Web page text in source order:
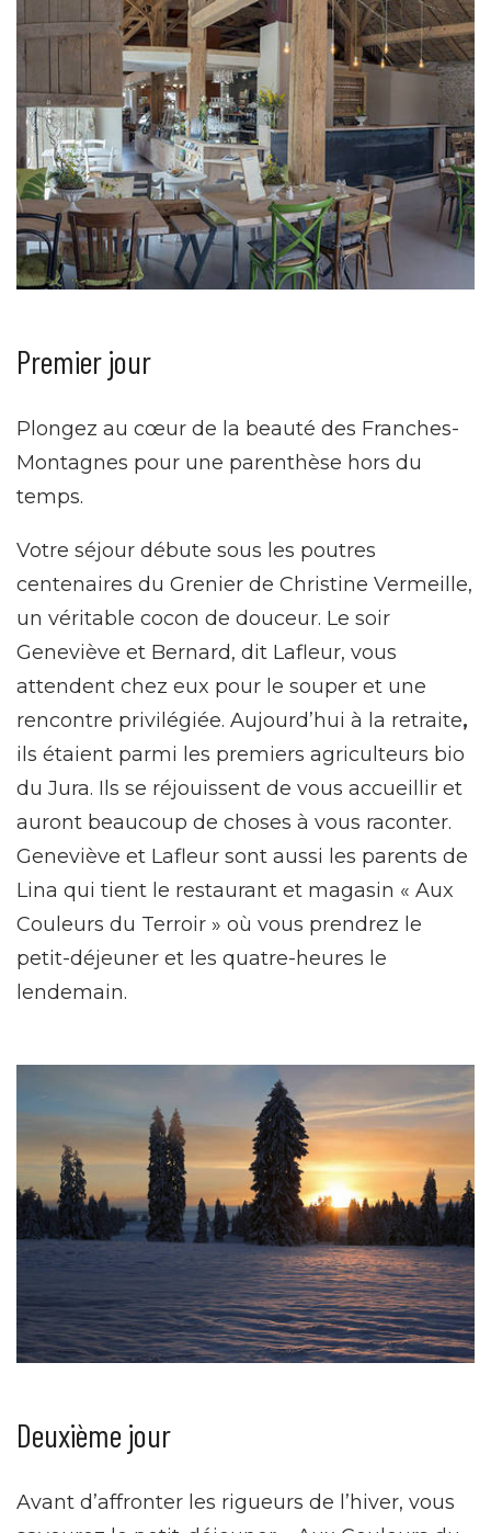
Premier jour
Plongez au cœur de la beauté des Franches-
Montagnes pour une parenthèse hors du
temps.
Votre séjour débute sous les poutres
centenaires du Grenier de Christine Vermeille,
un véritable cocon de douceur. Le soir
Geneviève et Bernard, dit Lafleur, vous
attendent chez eux pour le souper et une
rencontre privilégiée. Aujourd’hui à la retraite,
ils étaient parmi les premiers agriculteurs bio
du Jura. Ils se réjouissent de vous accueillir et
auront beaucoup de choses à vous raconter.
Geneviève et Lafleur sont aussi les parents de
Lina qui tient le restaurant et magasin « Aux
Couleurs du Terroir » où vous prendrez le
petit-déjeuner et les quatre-heures le
lendemain.
Deuxième jour
Avant d’affronter les rigueurs de l’hiver, vous